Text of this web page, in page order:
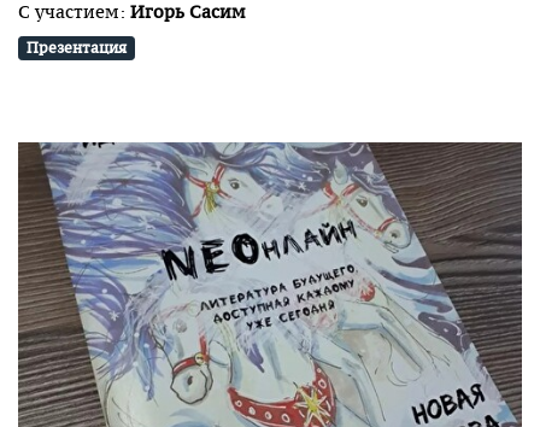
С участием: Игорь Сасим
Презентация